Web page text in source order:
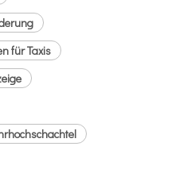
für Taxis